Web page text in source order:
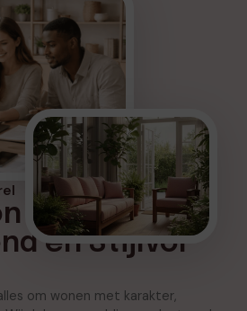
voor
en Stijlvol
om wonen met karakter,